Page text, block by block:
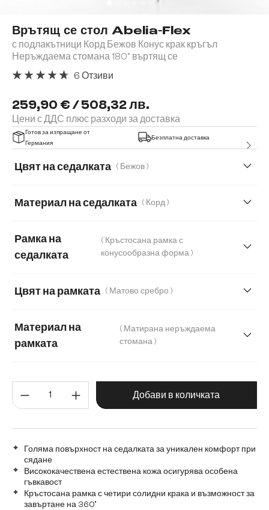
Врътящ се стол Abelia-Flex
с подлакътници Корд Бежов Конус крак кръгъл
Неръждаема стомана 180° въртящ се
259,90 € / 508,32 лв.
Цени с ДДС плюс разходи за доставка
6 Отзиви
Готов за изпращане от
Германия
Безплатна доставка
Цвят на седалката ( Бежов )
Материал на седалката ( Корд )
Микрофибър Букле Естествена кожа
Микрофибър/Букле Плюш
Рамка на
седалката
( Кръстосана рамка с
конусообразна форма )
Цвят на рамката ( Матово сребро )
Материал на
рамката
( Матирана неръждаема
стомана )
Графитена неръждаема стомана Дъб
Количество на продукта:
Добави в количката
Голяма повърхност на седалката за уникален комфорт при
сядане
Висококачествена естествена кожа осигурява особена
гъвкавост
Кръстосана рамка с четири солидни крака и възможност за
завъртане на 360°